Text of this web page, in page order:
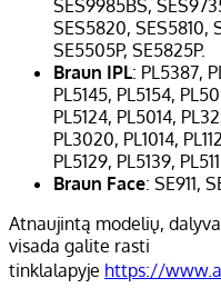
SES9985BS,
SES5820, SES5810,
SE5505P, SE5825P.
Braun IPL: PL5387,
PL5145, PL5154,
PL5124, PL5014,
PL3020, PL1014,
PL5129, PL5139,
Braun Face: SE911,
Atnaujintą modelių,
visada galite rasti
tinklalapyje https://